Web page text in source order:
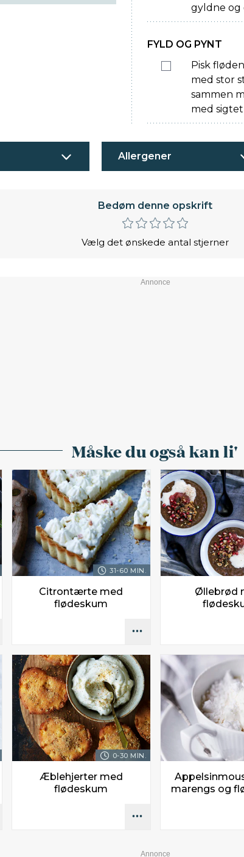
gyldne og
FYLD OG PYNT
Pisk
med stor
sammen
med sigtet
Allergener
Bedøm denne opskrift
Vælg det ønskede antal stjerner
Måske du også kan li'
31-60 MIN.
Citrontærte med
flødeskum
Øllebrød
0-30 MIN.
Æblehjerter med
flødeskum
marengs og